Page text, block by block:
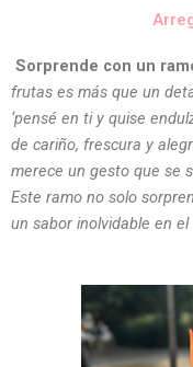
Sorprende con un
frutas es más que un
‘pensé en ti y quise
de cariño, frescura y
merece un gesto que se
Este ramo no solo
un sabor inolvidable en el